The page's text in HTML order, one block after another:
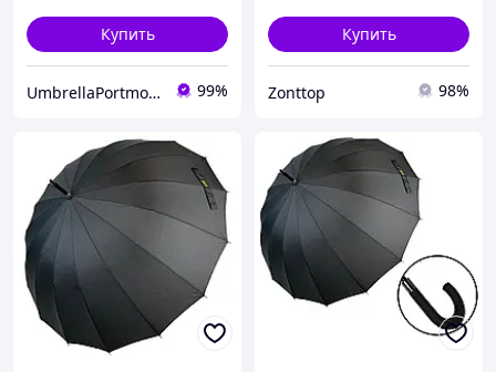
Купить
UmbrellaPortmone 99%
Купить
Zonttop 98%